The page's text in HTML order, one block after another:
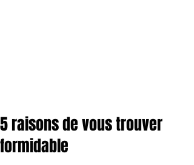
5 raisons de vous trouver
formidable